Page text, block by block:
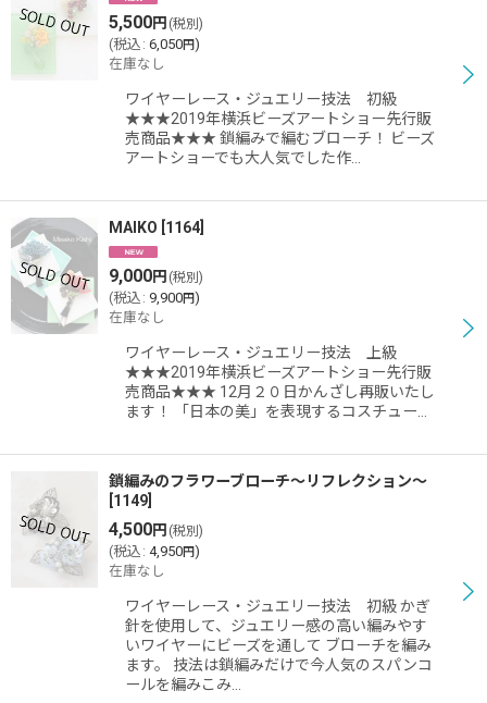
5,500円 (税別)
(税込 : 6,050円)
在庫なし
ワイヤーレース・ジュエリー技法 初級
★★★2019年横浜ビーズアートショー先行販
売商品★★★ 鎖編みで編むブローチ！ ビーズ
アートショーでも大人気でした作…
MAIKO 1164
9,000円 (税別)
(税込 : 9,900円)
在庫なし
ワイヤーレース・ジュエリー技法 上級
★★★2019年横浜ビーズアートショー先行販
売商品★★★ 12月２０日かんざし再販いたし
ます！ 「日本の美」を表現するコスチュー…
鎖編みのフラワーブローチ〜リフレクション〜
1149
4,500円 (税別)
(税込 : 4,950円)
在庫なし
ワイヤーレース・ジュエリー技法 初級 かぎ
針を使用して、ジュエリー感の高い編みやす
いワイヤーにビーズを通して ブローチを編み
ます。 技法は鎖編みだけで今人気のスパンコ
ールを編みこみ…